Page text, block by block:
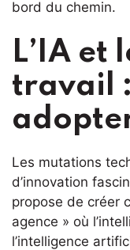
bord du chemin.
L’IA et
travail
Les mutations
d’innovation
propose de créer
agence » où
l’intelligence